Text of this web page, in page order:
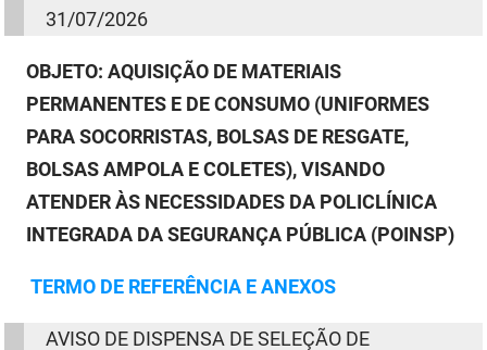
PROCON
Polícia Militar
Rádio Tabajara
31/07/2026
OBJETO: AQUISIÇÃO DE MATERIAIS
PERMANENTES E DE CONSUMO (UNIFORMES
PARA SOCORRISTAS, BOLSAS DE RESGATE,
BOLSAS AMPOLA E COLETES), VISANDO
ATENDER ÀS NECESSIDADES DA POLICLÍNICA
INTEGRADA DA SEGURANÇA PÚBLICA (POINSP)
TERMO DE REFERÊNCIA E ANEXOS
AVISO DE DISPENSA DESELEÇÃO DE